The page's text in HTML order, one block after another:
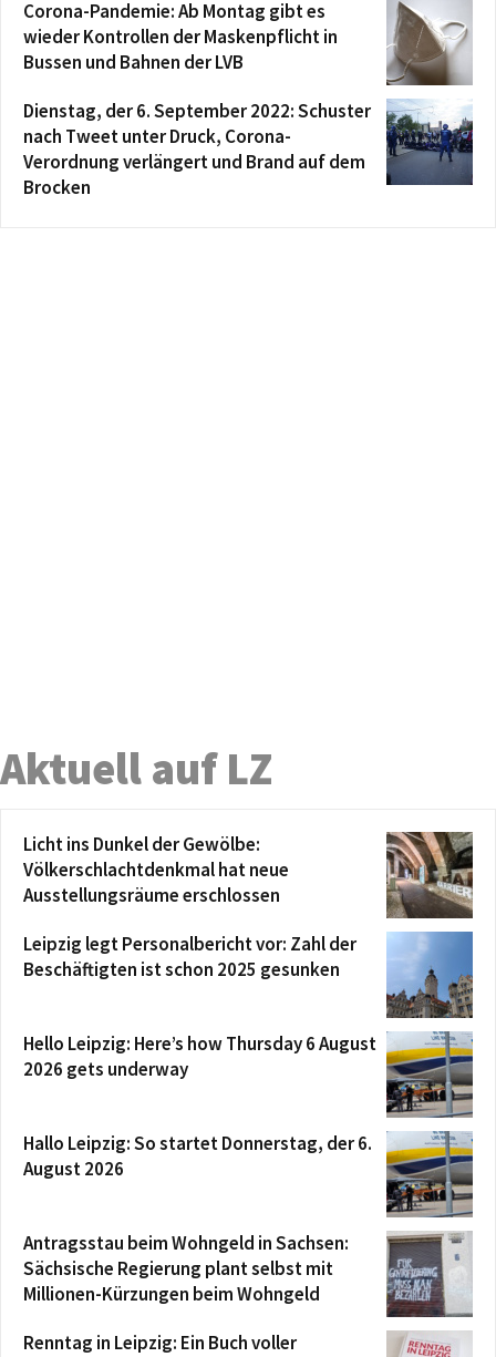
Corona-Pandemie: Ab Montag gibt es
wieder Kontrollen der Maskenpflicht in
Bussen und Bahnen der LVB
Dienstag, der 6. September 2022: Schuster
nach Tweet unter Druck, Corona-
Verordnung verlängert und Brand auf dem
Brocken
Aktuell auf LZ
Licht ins Dunkel der Gewölbe:
Völkerschlachtdenkmal hat neue
Ausstellungsräume erschlossen
Leipzig legt Personalbericht vor: Zahl der
Beschäftigten ist schon 2025 gesunken
Hello Leipzig: Here’s how Thursday 6 August
2026 gets underway
Hallo Leipzig: So startet Donnerstag, der 6.
August 2026
Antragsstau beim Wohngeld in Sachsen:
Sächsische Regierung plant selbst mit
Millionen-Kürzungen beim Wohngeld
Renntag in Leipzig: Ein Buch voller